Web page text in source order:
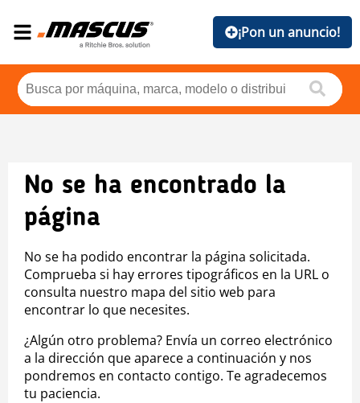
¡Pon un anuncio!
No se ha encontrado la
página
No se ha podido encontrar la página solicitada.
Comprueba si hay errores tipográficos en la URL o
consulta nuestro mapa del sitio web para
encontrar lo que necesites.
¿Algún otro problema? Envía un correo electrónico
a la dirección que aparece a continuación y nos
pondremos en contacto contigo. Te agradecemos
tu paciencia.